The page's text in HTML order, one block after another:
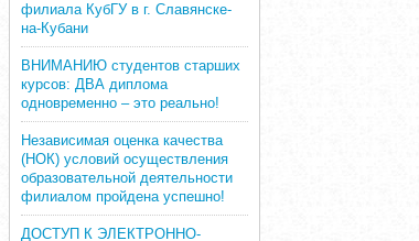
филиала КубГУ в г. Славянске-
на-Кубани
ВНИМАНИЮ студентов старших
курсов: ДВА диплома
одновременно – это реально!
Независимая оценка качества
(НОК) условий осуществления
образовательной деятельности
филиалом пройдена успешно!
ДОСТУП К ЭЛЕКТРОННО-